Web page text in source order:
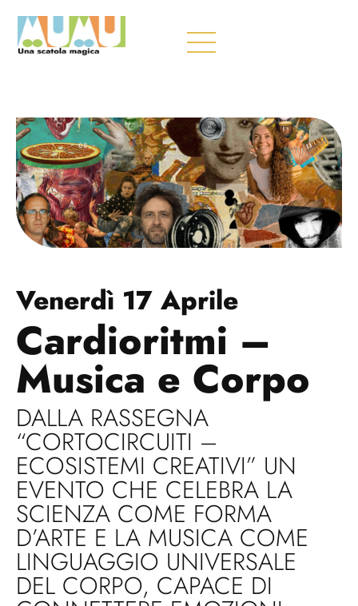
Venerdì 17 Aprile
Cardioritmi –
Musica e Corpo
DALLA RASSEGNA
“CORTOCIRCUITI –
ECOSISTEMI CREATIVI” UN
EVENTO CHE CELEBRA LA
SCIENZA COME FORMA
D’ARTE E LA MUSICA COME
LINGUAGGIO UNIVERSALE
DEL CORPO, CAPACE DI